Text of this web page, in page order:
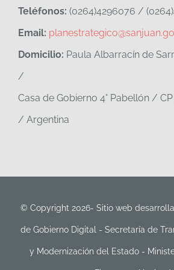
Teléfonos: (0264)4296076 /
Email:
Domicilio: Paula Albarracín de
/
Casa de Gobierno 4° Pabellón /
/ Argentina
© Copyright 2026- Sitio web
de Gobierno Digital - Secretaría de
y Modernización del Estado -